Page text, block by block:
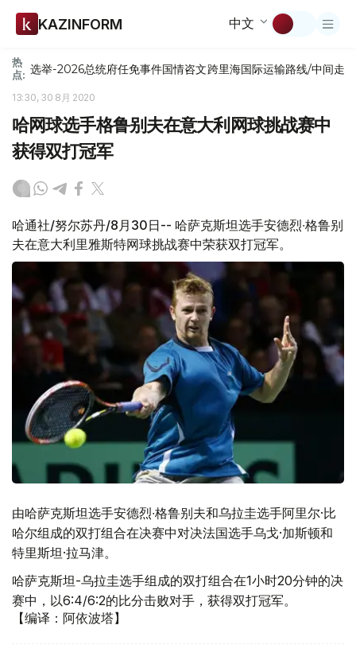
KAZINFORM 中文
热
点: 选举-2026总统府任免事件国情咨文跨里海国际运输路线/中间走廊
13:30, 30 8月 2020
哈网球选手格鲁别夫在意大利网球挑战赛中
获得双打冠军
哈通社/努尔苏丹/8月30日-- 哈萨克斯坦选手安德烈∙格鲁别
夫在意大利里雅斯特网球挑战赛中荣获双打冠军。
由哈萨克斯坦选手安德烈∙格鲁别夫和乌拉圭选手阿里尔·比
哈尔组成的双打组合在决赛中对决法国选手乌戈·加斯顿和
特里斯坦·拉马津。
哈萨克斯坦-乌拉圭选手组成的双打组合在1小时20分钟的决
赛中，以6:4/6:2的比分击败对手，获得双打冠军。
【编译：阿依波塔】